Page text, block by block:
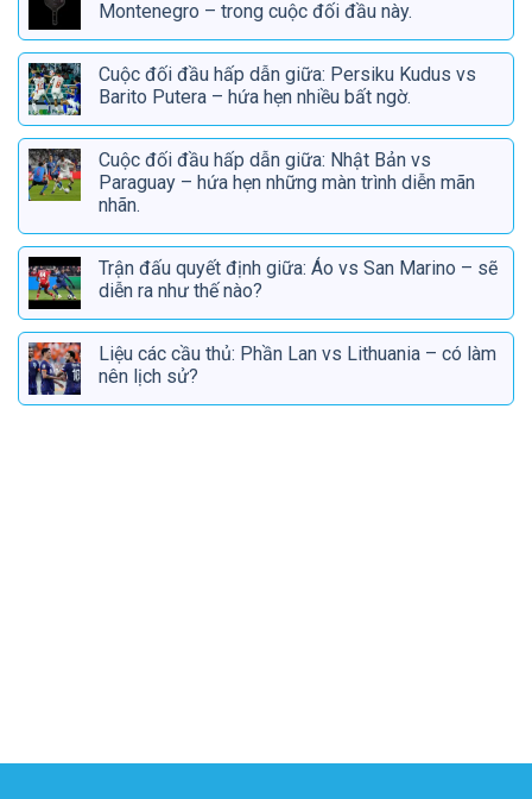
Montenegro – trong cuộc đối đầu này.
Cuộc đối đầu hấp dẫn giữa: Persiku Kudus vs
Barito Putera – hứa hẹn nhiều bất ngờ.
Cuộc đối đầu hấp dẫn giữa: Nhật Bản vs
Paraguay – hứa hẹn những màn trình diễn mãn
nhãn.
Trận đấu quyết định giữa: Áo vs San Marino – sẽ
diễn ra như thế nào?
Liệu các cầu thủ: Phần Lan vs Lithuania – có làm
nên lịch sử?